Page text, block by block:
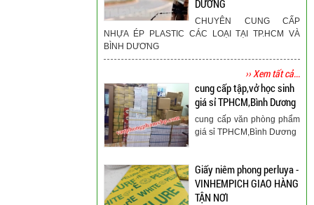
DƯƠNG
CHUYÊN CUNG CẤP
NHỰA ÉP PLASTIC CÁC LOẠI TẠI TP.HCM VÀ
BÌNH DƯƠNG
›› Xem tất cả...
cung cấp tập,vở học sinh
giá sỉ TPHCM,Bình Dương
cung cấp văn phòng phẩm
giá sỉ TPHCM,Bình Dương
Giấy niêm phong perluya -
VINHEMPICH GIAO HÀNG
TẬN NƠI